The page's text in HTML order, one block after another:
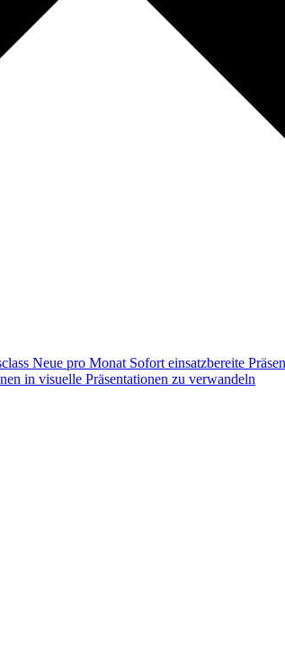
Neue pro Monat Sofort einsatzbereite
in visuelle Präsentationen zu verwandeln